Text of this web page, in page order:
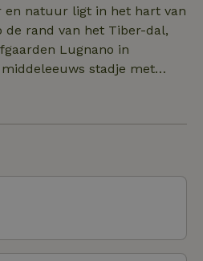
en een slaapkamer en
en natuur ligt in het hart van
de rand van het Tiber-dal,
Lugnano in
stadje met
jaar geschiedenis